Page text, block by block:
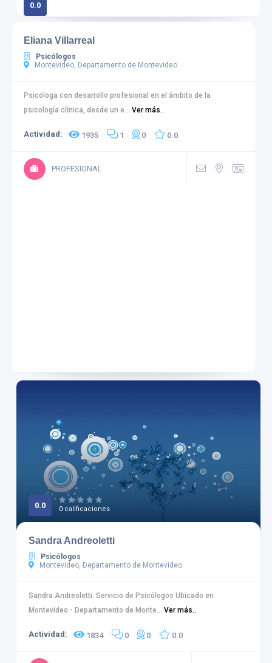
0.0
Eliana Villarreal
Psicólogos
Montevideo, Departamento de Montevideo
Psicóloga con desarrollo profesional en el ámbito de la
psicología clínica, desde un e... Ver más..
Actividad: 1935 1 0 0.0
PROFESIONAL
0.0 0 calificaciones
Sandra Andreoletti
Psicólogos
Montevideo, Departamento de Montevideo
Sandra Andreoletti. Servicio de Psicólogos Ubicado en
Montevideo - Departamento de Monte... Ver más..
Actividad: 1834 0 0 0.0